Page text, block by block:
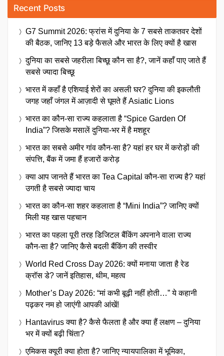
Recent Posts
G7 Summit 2026: फ्रांस में दुनिया के 7 सबसे ताकतवर देशों
की बैठक, जानिए 13 बड़े फैसले और भारत के लिए क्यों है खास
दुनिया का सबसे जहरीला बिच्छू कौन सा है?, जानें कहाँ पाए जाते हैं
सबसे ज्यादा बिच्छू
भारत में कहाँ है एशियाई शेरों का असली घर? दुनिया की इकलौती
जगह जहाँ जंगल में आज़ादी से घूमते हैं Asiatic Lions
भारत का कौन-सा राज्य कहलाता है “Spice Garden Of
India”? जिसके मसालें दुनिया-भर में है मशहूर
भारत का सबसे अमीर गांव कौन-सा है? यहां हर घर में करोड़ों की
संपत्ति, बैंक में जमा हैं हजारों करोड़
क्या आप जानते हैं भारत का Tea Capital कौन-सा राज्य है? यहां
उगती है सबसे ज्यादा चाय
भारत का कौन-सा शहर कहलाता है “Mini India”? जानिए क्यों
मिली यह खास पहचान
भारत का पहला पूरी तरह डिजिटल बैंकिंग अपनाने वाला राज्य
कौन-सा है? जानिए कैसे बदली बैंकिंग की तस्वीर
World Red Cross Day 2026: क्यों मनाया जाता है रेड
क्रॉस डे? जानें इतिहास, थीम, महत्व
Mother’s Day 2026: “मां कभी बूढ़ी नहीं होती…” ये कहानी
पढ़कर नम हो जाएंगी आपकी आंखें!
Hantavirus क्या है? कैसे फैलता है और क्या हैं लक्षण – दुनिया
भर में क्यों बढ़ी चिंता?
एमिकस क्यूरी क्या होता है? जानिए न्यायपालिका में भूमिका,